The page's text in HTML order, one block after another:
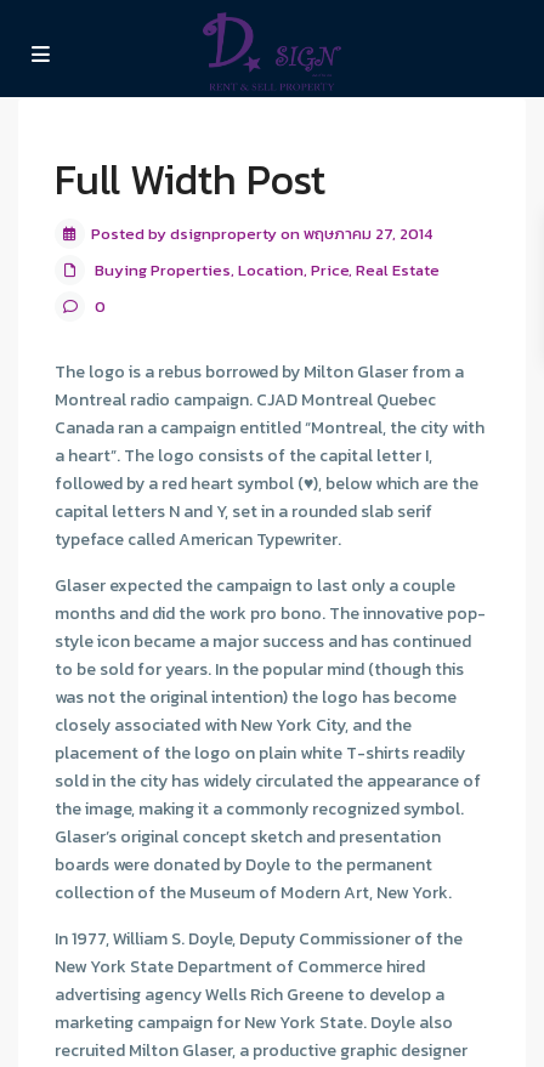
Full Width Post
Posted by dsignproperty on พฤษภาคม 27, 2014
Buying Properties,Location,Price,Real Estate
0
The logo is a rebus borrowed by Milton Glaser from a
Montreal radio campaign. CJAD Montreal Quebec
Canada ran a campaign entitled “Montreal, the city with
a heart”. The logo consists of the capital letter I,
followed by a red heart symbol (♥), below which are the
capital letters N and Y, set in a rounded slab serif
typeface called American Typewriter.
Glaser expected the campaign to last only a couple
months and did the work pro bono. The innovative pop-
style icon became a major success and has continued
to be sold for years. In the popular mind (though this
was not the original intention) the logo has become
closely associated with New York City, and the
placement of the logo on plain white T-shirts readily
sold in the city has widely circulated the appearance of
the image, making it a commonly recognized symbol.
Glaser’s original concept sketch and presentation
boards were donated by Doyle to the permanent
collection of the Museum of Modern Art, New York.
In 1977, William S. Doyle, Deputy Commissioner of the
New York State Department of Commerce hired
advertising agency Wells Rich Greene to develop a
marketing campaign for New York State. Doyle also
recruited Milton Glaser, a productive graphic designer